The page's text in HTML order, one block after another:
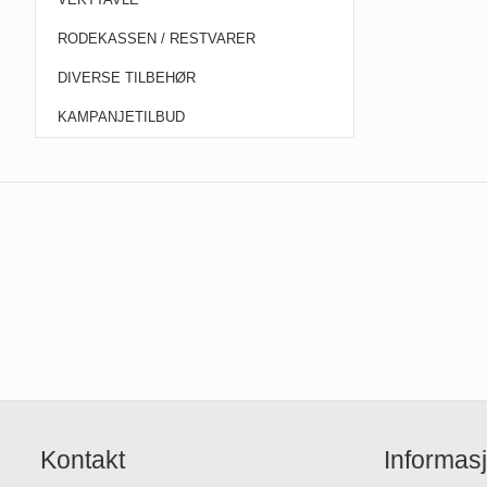
RODEKASSEN / RESTVARER
DIVERSE TILBEHØR
KAMPANJETILBUD
Kontakt